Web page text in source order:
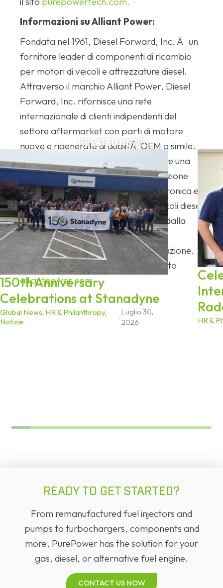
Informazioni su Alliant Power:
Fondata nel 1961, Diesel Forward, Inc. Ã¨ un
fornitore leader di componenti di ricambio
per motori di veicoli e attrezzature diesel.
Attraverso il marchio Alliant Power, Diesel
Forward, Inc. rifornisce una rete
internazionale di clienti indipendenti del
settore aftermarket con parti di motore
nuove e rigenerate di qualitÃ OEM o simile.
La linea di prodotti Alliant Power offre una
vasta selezione di sistemi di alimentazione
diesel, componenti del motore, elettronica e
kit di riparazione per i piÃ¹ diffusi veicoli diesel
on e off-highway e sono supportati dalla
migliore garanzia della categoria,
dall'esperienza tecnica e dalla formazione.
Per ulteriori informazioni, visitate il sito
alliantpower.com.
RELATED NEWS
150th Anniversary
Celebrations at Stanadyne
Global News, HR & Philanthropy,
Notizie
/
Luglio 30,
2026
HR &
READY TO GET STARTED?
From remanufactured fuel injectors and
pumps to turbochargers, components and
more, PurePower has the solution for your
gas, diesel, or alternative fuel engine.
CONTACT US NOW